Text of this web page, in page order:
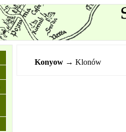
Konyow → Klonów